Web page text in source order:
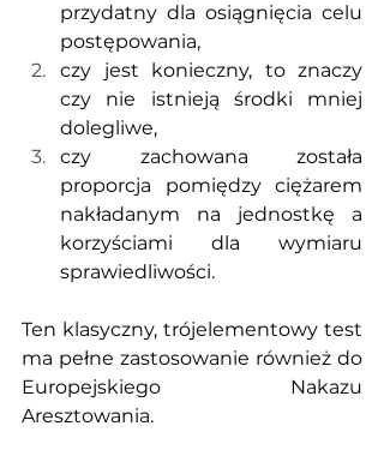
przydatny dla osiągnięcia celu
postępowania,
czy jest konieczny, to znaczy
czy nie istnieją środki mniej
dolegliwe,
czy zachowana została
proporcja pomiędzy ciężarem
nakładanym na jednostkę a
korzyściami dla wymiaru
sprawiedliwości.
Ten klasyczny, trójelementowy test
ma pełne zastosowanie również do
Europejskiego Nakazu
Aresztowania.